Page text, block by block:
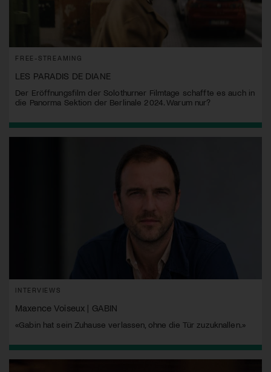
FREE-STREAMING
LES PARADIS DE DIANE
Der Eröffnungsfilm der Solothurner Filmtage schaffte es auch in
die Panorma Sektion der Berlinale 2024. Warum nur?
INTERVIEWS
Maxence Voiseux | GABIN
«Gabin hat sein Zuhause verlassen, ohne die Tür zuzuknallen.»